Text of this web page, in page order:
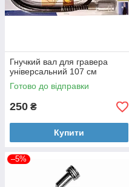
Гнучкий вал для гравера
універсальний 107 см
Готово до відправки
250 ₴
Купити
–5%